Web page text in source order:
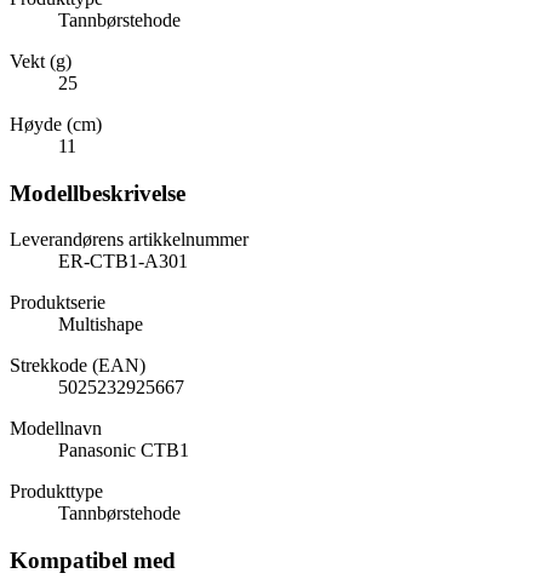
Tannbørstehode
Vekt (g)
25
Høyde (cm)
11
Modellbeskrivelse
Leverandørens artikkelnummer
ER-CTB1-A301
Produktserie
Multishape
Strekkode (EAN)
5025232925667
Modellnavn
Panasonic CTB1
Produkttype
Tannbørstehode
Kompatibel med